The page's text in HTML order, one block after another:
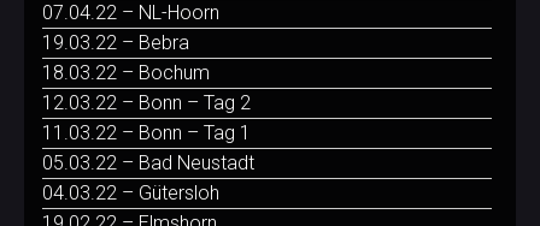
07.04.22 – NL-Hoorn
19.03.22 – Bebra
18.03.22 – Bochum
12.03.22 – Bonn – Tag 2
11.03.22 – Bonn – Tag 1
05.03.22 – Bad Neustadt
04.03.22 – Gütersloh